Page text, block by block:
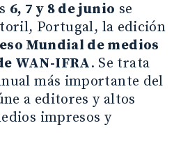
6, 7 y 8 de junio se
Portugal, la edición
Mundial de medios
WAN-IFRA. Se trata
más importante del
a editores y altos
impresos y